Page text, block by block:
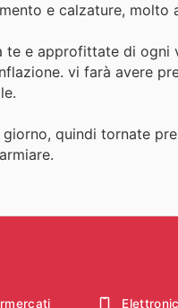
e calzature,
te e approfittate di ogni
vi farà avere
quindi tornate